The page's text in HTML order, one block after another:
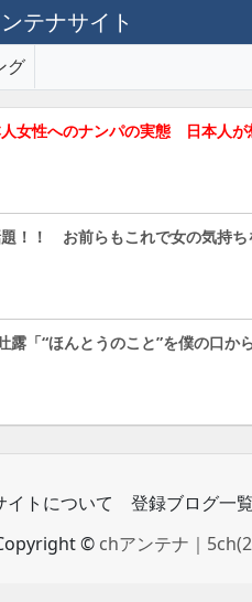
テナサイト
グ
女性へのナンパの実態 日本人が
！！ お前らもこれで女の気持ち
露「“ほんとうのこと”を僕の口
イトについて 登録ブログ一覧
© chアンテナ｜